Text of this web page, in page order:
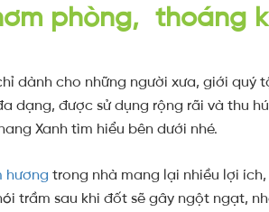
phòng, thoáng
dành cho những người xưa, giới quý
dạng, được sử dụng rộng rãi và thu
Xanh tìm hiểu bên dưới nhé.
hương trong nhà mang lại nhiều lợi
trầm sau khi đốt sẽ gây ngột ngạt,